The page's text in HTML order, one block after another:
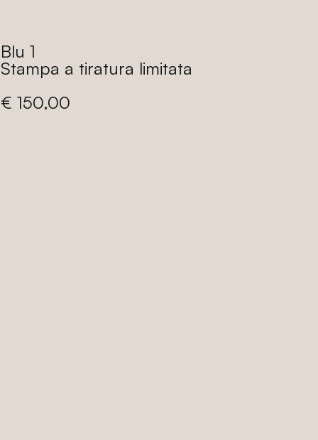
Blu 1
Stampa a tiratura limitata
Prezzo
€ 150,00